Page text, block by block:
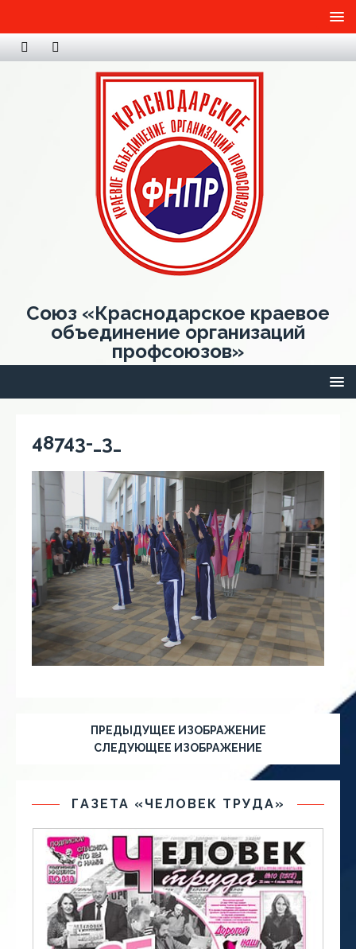
Союз «Краснодарское краевое
объединение организаций
профсоюзов»
48743-_3_
ПРЕДЫДУЩЕЕ ИЗОБРАЖЕНИЕ
СЛЕДУЮЩЕЕ ИЗОБРАЖЕНИЕ
ГАЗЕТА «ЧЕЛОВЕК ТРУДА»